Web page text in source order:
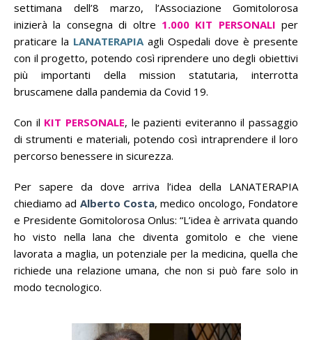
settimana dell’8 marzo, l’Associazione Gomitolorosa
inizierà la consegna di oltre 1.000 KIT PERSONALI per
praticare la LANATERAPIAagli Ospedali dove è presente
con il progetto, potendo così riprendere uno degli obiettivi
più importanti della mission statutaria, interrotta
bruscamene dalla pandemia da Covid 19.
Con il KIT PERSONALE, le pazienti eviteranno il passaggio
di strumenti e materiali, potendo così intraprendere il loro
percorso benessere in sicurezza.
Per sapere da dove arriva l’idea della LANATERAPIA
chiediamo ad Alberto Costa, medico oncologo, Fondatore
e Presidente Gomitolorosa Onlus: “L’idea è arrivata quando
ho visto nella lana che diventa gomitolo e che viene
lavorata a maglia, un potenziale per la medicina, quella che
richiede una relazione umana, che non si può fare solo in
modo tecnologico.